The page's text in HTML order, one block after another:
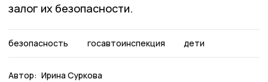
залог их безопасности.
безопасность госавтоинспекция дети
Автор: Ирина Суркова